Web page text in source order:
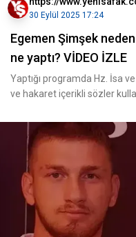
30 Eylül 2025 17:24
Egemen Şimşek
ne yaptı? VİDEO İZLE
Yaptığı programda Hz. İsa
ve hakaret içerikli sözler